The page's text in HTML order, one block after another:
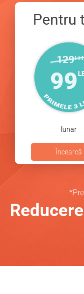
Pentru
lunar
Încearcă
Reducere